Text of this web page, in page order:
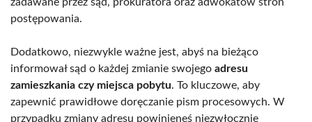
postępowania.
Dodatkowo, niezwykle ważne jest, abyś na bieżąco
informował sąd o każdej zmianie swojego adresu
zamieszkania czy miejsca pobytu. To kluczowe, aby
zapewnić prawidłowe doręczanie pism procesowych. W
przypadku zmiany adresu powinieneś niezwłocznie